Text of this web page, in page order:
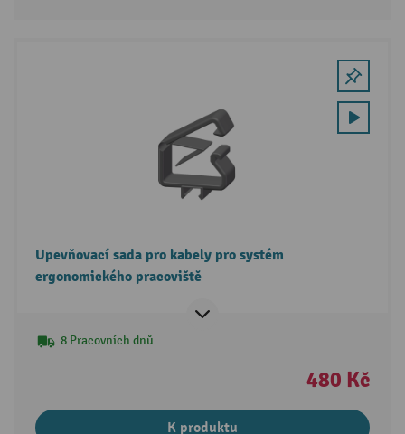
Upevňovací sada pro kabely pro systém
ergonomického pracoviště
8 Pracovních dnů
480 Kč
K produktu